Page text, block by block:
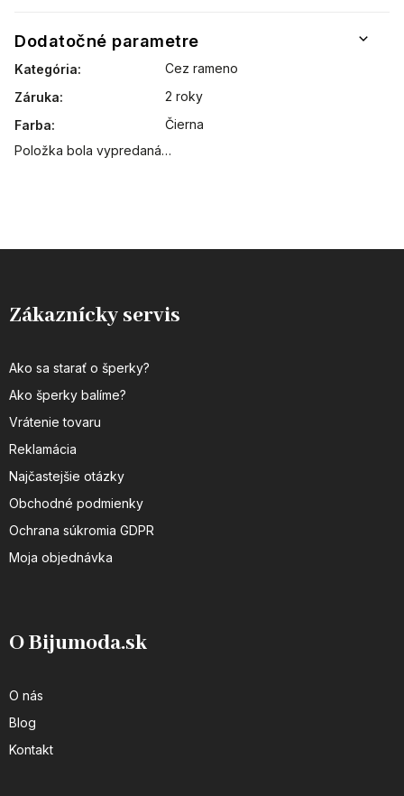
Dodatočné parametre
Kategória:
Cez rameno
Záruka:
2 roky
Farba:
Čierna
Položka bola vypredaná…
Zákaznícky servis
Ako sa starať o šperky?
Ako šperky balíme?
Vrátenie tovaru
Reklamácia
Najčastejšie otázky
Obchodné podmienky
Ochrana súkromia GDPR
Moja objednávka
O Bijumoda.sk
O nás
Blog
Kontakt